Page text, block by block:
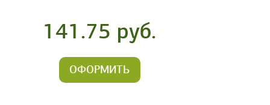
141.75 руб.
ОФОРМИТЬ